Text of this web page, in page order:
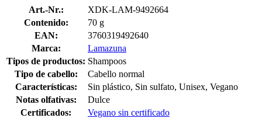
Art.-Nr.:
XDK-LAM-9492664
Contenido:
70 g
EAN:
3760319492640
Marca:
Lamazuna
Tipos de productos: Shampoos
Tipo de cabello:
Cabello normal
Características:
Sin plástico, Sin sulfato, Unisex, Vegano
Notas olfativas:
Dulce
Certificados:
Vegano sin certificado